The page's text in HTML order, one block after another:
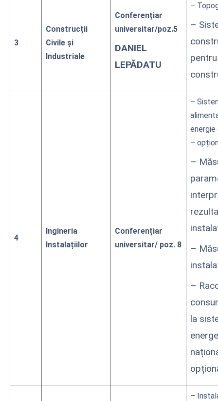
3
Construcții
Civile și
Industriale
Conferențiar
universitar/poz.5
DANIEL
LEPĂDATU
–
–
pentru
4
Ingineria
Instalațiilor
Conferențiar
universitar/ poz. 8
–
–
–
–
–
la
–